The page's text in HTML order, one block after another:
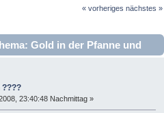
« vorheriges nächstes »
Gold in der Pfanne und
????
23:40:48 Nachmittag »